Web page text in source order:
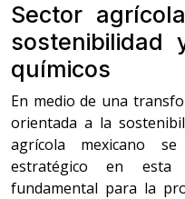
Sector
sostenibilidad
químicos
En medio de una
orientada a la
agrícola mexicano
estratégico en
fundamental para la